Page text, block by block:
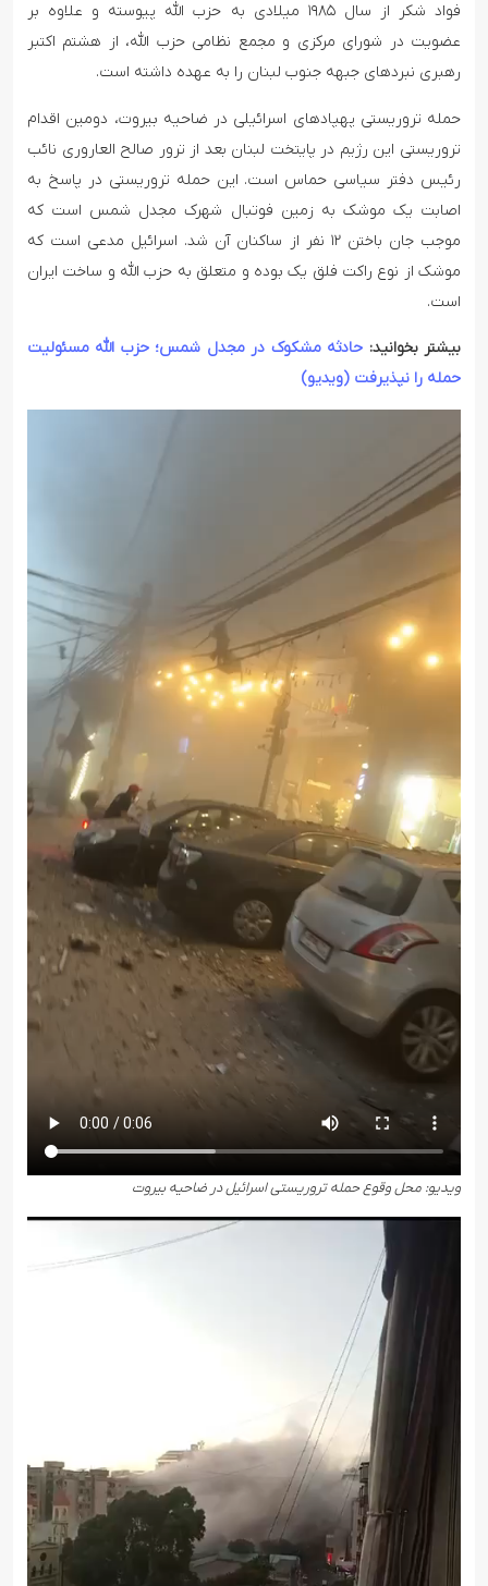
فواد شکر از سال ۱۹۸۵ میلادی به حزب الله پیوسته و علاوه بر
عضویت در شورای مرکزی و مجمع نظامی حزب الله، از هشتم اکتبر
رهبری نبردهای جبهه جنوب لبنان را به عهده داشته است.
حمله تروریستی پهپادهای اسرائیلی در ضاحیه بیروت، دومین اقدام
تروریستی این رژیم در پایتخت لبنان بعد از ترور صالح العاروری نائب
رئیس دفتر سیاسی حماس است. این حمله تروریستی در پاسخ به
اصابت یک موشک به زمین فوتبال شهرک مجدل شمس است که
موجب جان باختن ۱۲ نفر از ساکنان آن شد. اسرائیل مدعی است که
موشک از نوع راکت فلق یک بوده و متعلق به حزب الله و ساخت ایران
است.
بیشتر بخوانید: حادثه مشکوک در مجدل شمس؛ حزب الله مسئولیت
حمله را نپذیرفت (ویدیو)
ویدیو: محل وقوع حمله تروریستی اسرائیل در ضاحیه بیروت